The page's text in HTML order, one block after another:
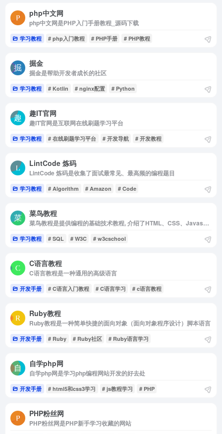
php中文网
php中文网是PHP入门手册教程_源码下载
学习教程 # php入门教程 # PHP手册 # PHP教程
掘金
掘金是帮助开发者成长的社区
学习教程 # Kotlin # nginx配置 # Python
趣IT官网
趣IT官网是互联网在线刷题学习平台
学习教程 # 在线刷题学习平台 # 开发导航 # 开发教程
LintCode 炼码
LintCode 炼码是收集了面试最常见、最高频的编程题目
学习教程 # Algorithm # Amazon # Code
菜鸟教程
菜鸟教程是提供编程的基础技术教程, 介绍了HTML、CSS、Javascript、Python，Java，Ruby，C，PHP , MySQL等各种编程语言的基础知识。 同时本站中也提供了大量的在线实例，通过实例，您可以更...
学习教程 # SQL # W3C # w3cschool
C语言教程
C语言教程是一种通用的高级语言
开发手册 # C语言入门教程 # C语言学习 # c语言教程
Ruby教程
Ruby教程是一种简单快捷的面向对象（面向对象程序设计）脚本语言
开发手册 # Ruby # Ruby社区 # Ruby语言学习
自学php网
自学php网是学习php编程网站开发的好去处
开发手册 # html5和css3学习 # js教程学习 # PHP
PHP粉丝网
PHP粉丝网是PHP新手学习收藏的网站